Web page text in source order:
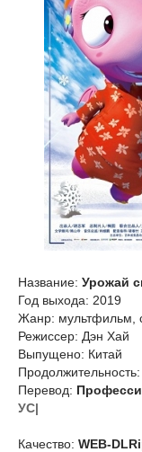
Название: Урожай
Год выхода: 2019
Жанр: мультфильм,
Режиссер: Дэн Хай
Выпущено: Китай
Перевод:
УС|
Качество: WEB-